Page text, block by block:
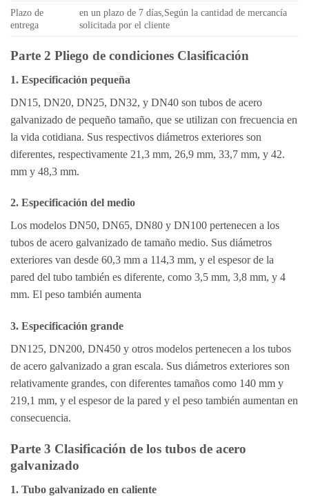
Plazo de
entrega
en un plazo de 7 días,Según la cantidad de mercancía
solicitada por el cliente
Parte 2 Pliego de condiciones Clasificación
1. Especificación pequeña
DN15, DN20, DN25, DN32, y DN40 son tubos de acero
galvanizado de pequeño tamaño, que se utilizan con frecuencia en
la vida cotidiana. Sus respectivos diámetros exteriores son
diferentes, respectivamente 21,3 mm, 26,9 mm, 33,7 mm, y 42.
mm y 48,3 mm.
2. Especificación del medio
Los modelos DN50, DN65, DN80 y DN100 pertenecen a los
tubos de acero galvanizado de tamaño medio. Sus diámetros
exteriores van desde 60,3 mm a 114,3 mm, y el espesor de la
pared del tubo también es diferente, como 3,5 mm, 3,8 mm, y 4
mm. El peso también aumenta
3. Especificación grande
DN125, DN200, DN450 y otros modelos pertenecen a los tubos
de acero galvanizado a gran escala. Sus diámetros exteriores son
relativamente grandes, con diferentes tamaños como 140 mm y
219,1 mm, y el espesor de la pared y el peso también aumentan en
consecuencia.
Parte 3 Clasificación de los tubos de acero
galvanizado
1. Tubo galvanizado en caliente